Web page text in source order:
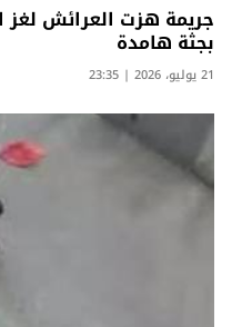
جريمة هزت العرائش لغز
بجثة هامدة
21 يوليو، 2026 | 23:35